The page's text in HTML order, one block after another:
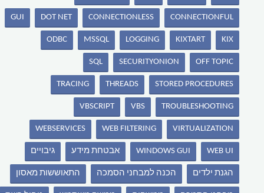
CONNECTIONFUL
CONNECTIONLESS
DOT NET
GUI
KIX
KIXTART
LOGGING
MSSQL
ODBC
OFF TOPIC
SECURITYONION
SQL
STORED PROCEDURES
THREADS
TRACING
TROUBLESHOOTING
VBS
VBSCRIPT
VIRTUALIZATION
WEB FILTERING
WEBSERVICES
WEB UI
WINDOWS GUI אבטחת מידע גיבויים
הגנת ילדים הכנה למבחני הסמכה התאוששות מאסון